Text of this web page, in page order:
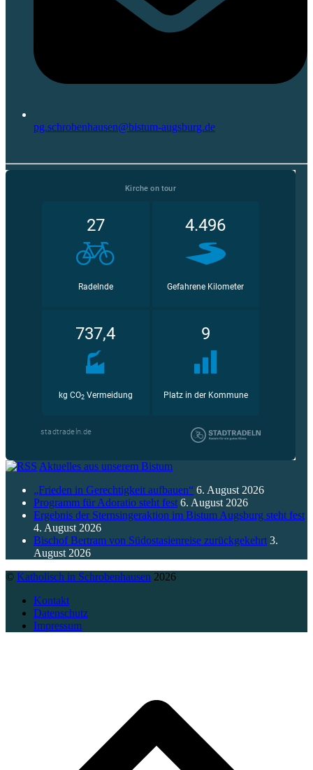
pg.schrobenhausen@bistum-augsburg.de
Aktuelles aus unserem Bistum
„Frieden in Gerechtigkeit aufbauen“ 6. August 2026
Programm für Adoratio steht fest 6. August 2026
Ergebnis der Sternsingeraktion im Bistum Augsburg steht fest
4. August 2026
Bischof Bertram von Südostasienreise zurückgekehrt 3.
August 2026
© Katholisch in Schrobenhausen 2026
Kontakt
Datenschutz
Impressum